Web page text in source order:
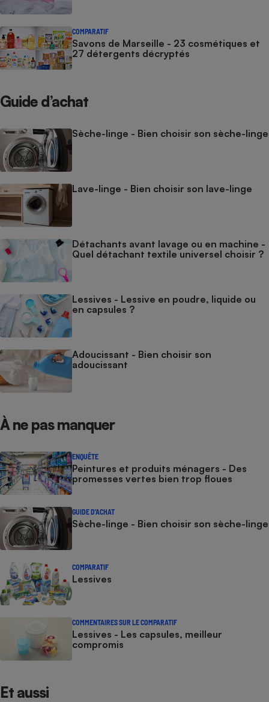
COMPARATIF
Savons de Marseille - 23 cosmétiques et
27 détergents décryptés
Guide d’achat
Sèche-linge - Bien choisir son sèche-linge
Lave-linge - Bien choisir son lave-linge
Détachants avant lavage ou en machine -
Quel détachant textile universel choisir ?
Lessives - Lessive en poudre, liquide ou
en capsules ?
Adoucissant - Bien choisir son
adoucissant
À ne pas manquer
ENQUÊTE
Peintures et produits ménagers - Des
promesses vertes bien trop floues
GUIDE D'ACHAT
Sèche-linge - Bien choisir son sèche-linge
COMPARATIF
Lessives
COMMENTAIRES SUR LE COMPARATIF
Lessives - Les capsules, meilleur
compromis
Et aussi